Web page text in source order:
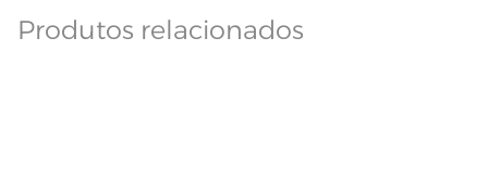
Produtos relacionados